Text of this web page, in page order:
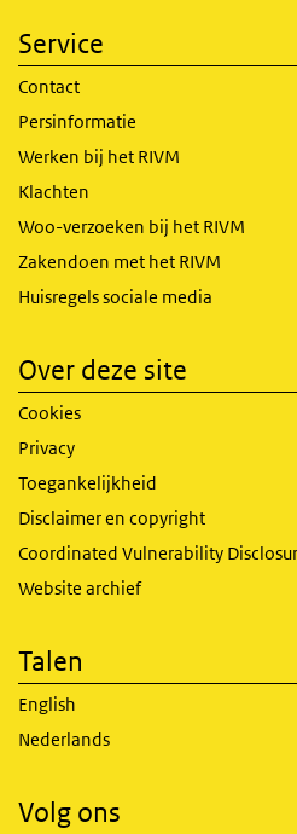
Service
Contact
Persinformatie
Werken bij het RIVM
Klachten
Woo-verzoeken bij het RIVM
Zakendoen met het RIVM
Huisregels sociale media
Over deze site
Cookies
Privacy
Toegankelijkheid
Disclaimer en copyright
Coordinated Vulnerability
Website archief
Talen
English
Nederlands
Volg ons